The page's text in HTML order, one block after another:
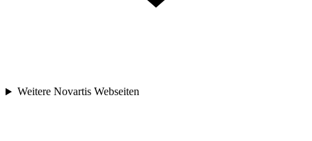
Weitere Novartis Webseiten